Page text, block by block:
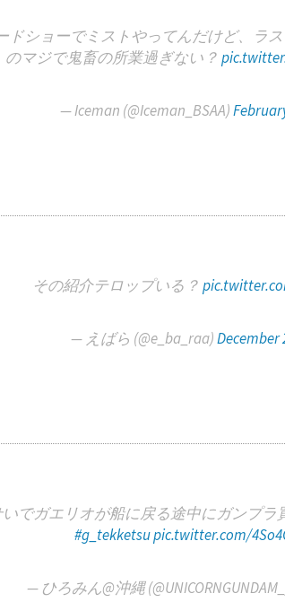
ドショーでミストやってんだけど、ラ
のマジで鬼畜の所業過ぎない？
— Iceman (@Iceman_BSAA)
その紹介テロップいる？
— えばら (@e_ba_raa)December
でガエリオが船に戻る途中にガンプ
#g_tekketsupic.twitter.com/
— ひろみん@沖縄